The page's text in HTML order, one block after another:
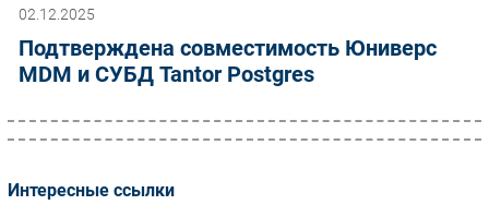
02.12.2025
Подтверждена совместимость Юниверс
MDM и СУБД Tantor Postgres
Интересные ссылки